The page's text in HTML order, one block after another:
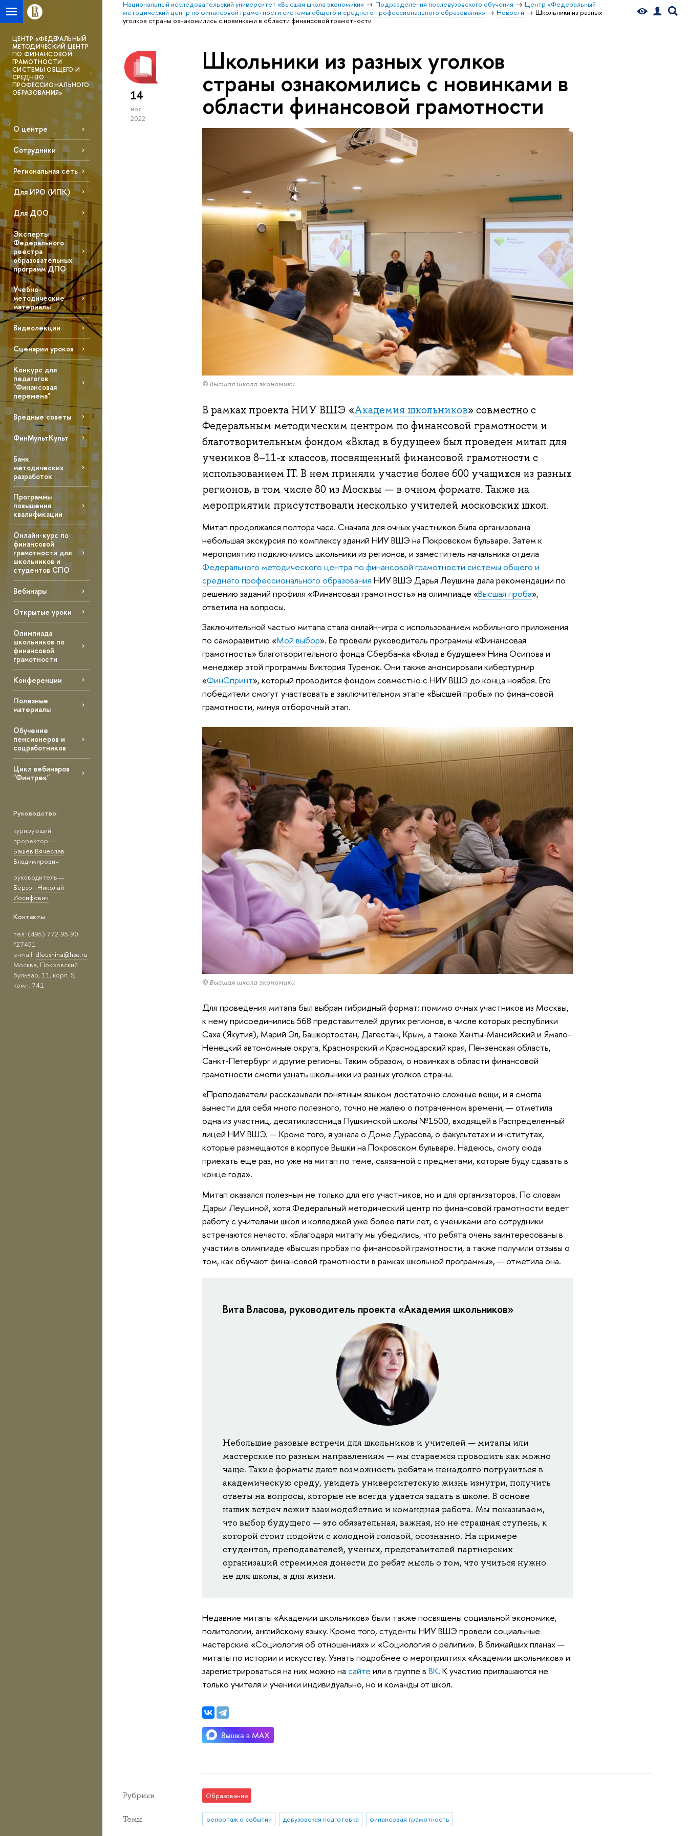
Национальный исследовательский университет «Высшая школа экономики» Подразделения послевузовского обучения
Центр «Федеральный
методический центр по финансовой грамотности системы общего и среднего профессионального образования»
Новости
Школьники из разных
уголков страны ознакомились с новинками в области финансовой грамотности
ЦЕНТР «ФЕДЕРАЛЬНЫЙ
МЕТОДИЧЕСКИЙ ЦЕНТР
ПО ФИНАНСОВОЙ
ГРАМОТНОСТИ
СИСТЕМЫ ОБЩЕГО И
СРЕДНЕГО
ПРОФЕССИОНАЛЬНОГО
ОБРАЗОВАНИЯ»
О центре
Сотрудники
Региональная сеть
Для ИРО (ИПК)
Для ДОО
Эксперты
Федерального
реестра
образовательных
программ ДПО
Учебно-
методические
материалы
Видеолекции
Сценарии уроков
Конкурс для
педагогов
"Финансовая
перемена"
Вредные советы
ФинМультКульт
Банк
методических
разработок
Программы
повышения
квалификации
Онлайн-курс по
финансовой
грамотности для
школьников и
студентов СПО
Вебинары
Открытые уроки
Олимпиада
школьников по
финансовой
грамотности
Конференции
Полезные
материалы
Обучение
пенсионеров и
соцработников
Цикл вебинаров
"Финтрек"
Руководство:
курирующий
проректор —
Башев Вячеслав
Владимирович
руководитель —
Берзон Николай
Иосифович
Контакты
тел: (495) 772-95-90
*27451
e-mail: dleushina@hse.ru
Москва, Покровский
бульвар, 11, корп. S,
комн. 741
14
ноя
2022
Школьники из разных уголков
страны ознакомились с новинками в
области финансовой грамотности
© Высшая школа экономики
В рамках проекта НИУ ВШЭ «Академия школьников» совместно с
Федеральным методическим центром по финансовой грамотности и
благотворительным фондом «Вклад в будущее» был проведен митап для
учеников 8–11-х классов, посвященный финансовой грамотности с
использованием IT. В нем приняли участие более 600 учащихся из разных
регионов, в том числе 80 из Москвы — в очном формате. Также на
мероприятии присутствовали несколько учителей московских школ.
Митап продолжался полтора часа. Сначала для очных участников была организована
небольшая экскурсия по комплексу зданий НИУ ВШЭ на Покровском бульваре. Затем к
мероприятию подключились школьники из регионов, и заместитель начальника отдела
Федерального методического центра по финансовой грамотности системы общего и
среднего профессионального образования НИУ ВШЭ Дарья Леушина дала рекомендации по
решению заданий профиля «Финансовая грамотность» на олимпиаде «Высшая проба»,
ответила на вопросы.
Заключительной частью митапа стала онлайн-игра с использованием мобильного приложения
по саморазвитию «Мой выбор». Ее провели руководитель программы «Финансовая
грамотность» благотворительного фонда Сбербанка «Вклад в будущее» Нина Осипова и
менеджер этой программы Виктория Туренок. Они также анонсировали кибертурнир
«ФинСпринт», который проводится фондом совместно с НИУ ВШЭ до конца ноября. Его
победители смогут участвовать в заключительном этапе «Высшей пробы» по финансовой
грамотности, минуя отборочный этап.
© Высшая школа экономики
Для проведения митапа был выбран гибридный формат: помимо очных участников из Москвы,
к нему присоединились 568 представителей других регионов, в числе которых республики
Саха (Якутия), Марий Эл, Башкортостан, Дагестан, Крым, а также Ханты-Мансийский и Ямало-
Ненецкий автономные округа, Красноярский и Краснодарский края, Пензенская область,
Санкт-Петербург и другие регионы. Таким образом, о новинках в области финансовой
грамотности смогли узнать школьники из разных уголков страны.
«Преподаватели рассказывали понятным языком достаточно сложные вещи, и я смогла
вынести для себя много полезного, точно не жалею о потраченном времени, — отметила
одна из участниц, десятиклассница Пушкинской школы №1500, входящей в Распределенный
лицей НИУ ВШЭ. — Кроме того, я узнала о Доме Дурасова, о факультетах и институтах,
которые размещаются в корпусе Вышки на Покровском бульваре. Надеюсь, смогу сюда
приехать еще раз, но уже на митап по теме, связанной с предметами, которые буду сдавать в
конце года».
Митап оказался полезным не только для его участников, но и для организаторов. По словам
Дарьи Леушиной, хотя Федеральный методический центр по финансовой грамотности ведет
работу с учителями школ и колледжей уже более пяти лет, с учениками его сотрудники
встречаются нечасто. «Благодаря митапу мы убедились, что ребята очень заинтересованы в
участии в олимпиаде «Высшая проба» по финансовой грамотности, а также получили отзывы о
том, как обучают финансовой грамотности в рамках школьной программы», — отметила она.
Вита Власова, руководитель проекта «Академия школьников»
Небольшие разовые встречи для школьников и учителей — митапы или
мастерские по разным направлениям — мы стараемся проводить как можно
чаще. Такие форматы дают возможность ребятам ненадолго погрузиться в
академическую среду, увидеть университетскую жизнь изнутри, получить
ответы на вопросы, которые не всегда удается задать в школе. В основе
наших встреч лежит взаимодействие и командная работа. Мы показываем,
что выбор будущего — это обязательная, важная, но не страшная ступень, к
которой стоит подойти с холодной головой, осознанно. На примере
студентов, преподавателей, ученых, представителей партнерских
организаций стремимся донести до ребят мысль о том, что учиться нужно
не для школы, а для жизни.
Недавние митапы «Академии школьников» были также посвящены социальной экономике,
политологии, английскому языку. Кроме того, студенты НИУ ВШЭ провели социальные
мастерские «Социология об отношениях» и «Социология о религии». В ближайших планах —
митапы по истории и искусству. Узнать подробнее о мероприятиях «Академии школьников» и
зарегистрироваться на них можно насайте или в группе вВК. К участию приглашаются не
только учителя и ученики индивидуально, но и команды от школ.
Рубрики Образование
Темы репортаж о событии довузовская подготовка финансовая грамотность